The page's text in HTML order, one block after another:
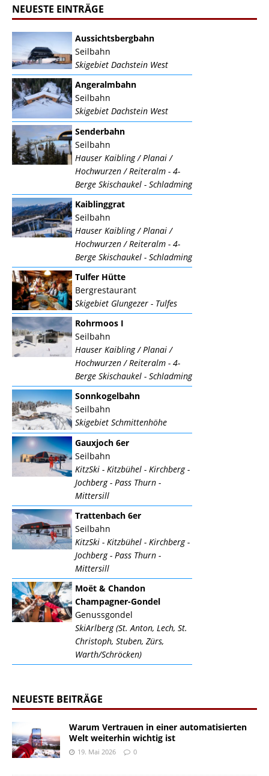
NEUESTE EINTRÄGE
Aussichtsbergbahn
Seilbahn
Skigebiet Dachstein West
Angeralmbahn
Seilbahn
Skigebiet Dachstein West
Senderbahn
Seilbahn
Hauser Kaibling / Planai /
Hochwurzen / Reiteralm - 4-
Berge Skischaukel - Schladming
Kaiblinggrat
Seilbahn
Hauser Kaibling / Planai /
Hochwurzen / Reiteralm - 4-
Berge Skischaukel - Schladming
Tulfer Hütte
Bergrestaurant
Skigebiet Glungezer - Tulfes
Rohrmoos I
Seilbahn
Hauser Kaibling / Planai /
Hochwurzen / Reiteralm - 4-
Berge Skischaukel - Schladming
Sonnkogelbahn
Seilbahn
Skigebiet Schmittenhöhe
Gauxjoch 6er
Seilbahn
KitzSki - Kitzbühel - Kirchberg -
Jochberg - Pass Thurn -
Mittersill
Trattenbach 6er
Seilbahn
KitzSki - Kitzbühel - Kirchberg -
Jochberg - Pass Thurn -
Mittersill
Moët & Chandon
Champagner-Gondel
Genussgondel
SkiArlberg (St. Anton, Lech, St.
Christoph, Stuben, Zürs,
Warth/Schröcken)
NEUESTE BEITRÄGE
Warum Vertrauen in einer automatisierten
Welt weiterhin wichtig ist
19. Mai 2026 0